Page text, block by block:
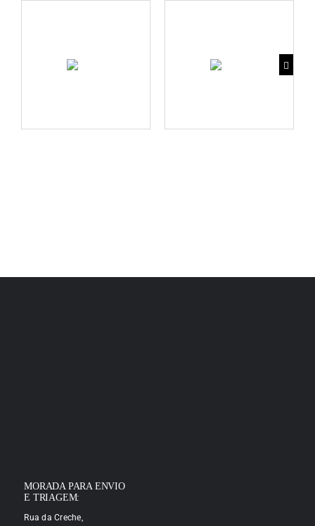
MORADA PARA ENVIO
E TRIAGEM:
Rua da Creche,